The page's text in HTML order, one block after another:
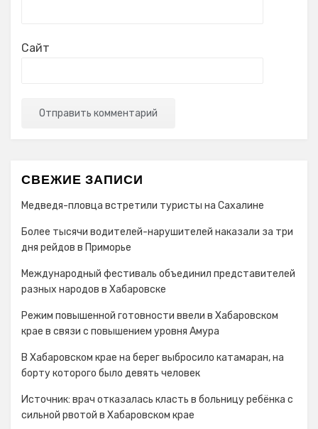
Сайт
СВЕЖИЕ ЗАПИСИ
Медведя-пловца встретили туристы на Сахалине
Более тысячи водителей-нарушителей наказали за три
дня рейдов в Приморье
Международный фестиваль объединил представителей
разных народов в Хабаровске
Режим повышенной готовности ввели в Хабаровском
крае в связи с повышением уровня Амура
В Хабаровском крае на берег выбросило катамаран, на
борту которого было девять человек
Источник: врач отказалась класть в больницу ребёнка с
сильной рвотой в Хабаровском крае